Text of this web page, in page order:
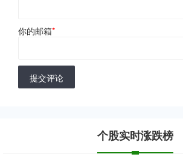
你的邮箱*
提交评论
个股实时涨跌榜